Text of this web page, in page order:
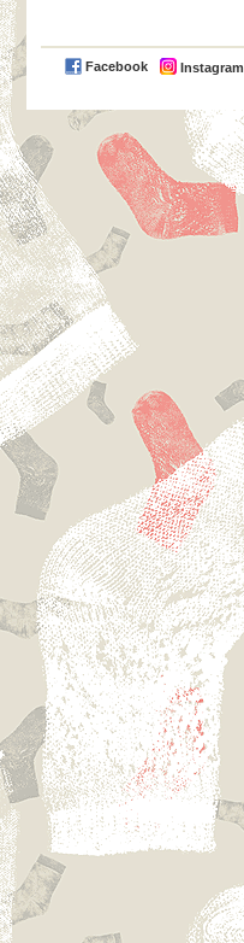
Facebook Instagram